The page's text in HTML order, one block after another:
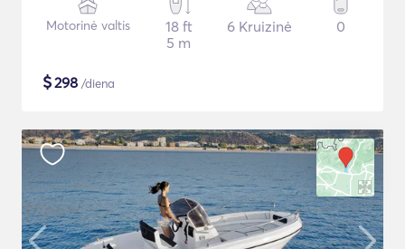
Motorinė valtis
18 ft
5 m
6 Kruizinė 0
$298 /diena